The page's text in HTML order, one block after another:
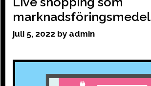
marknadsföringsmedel
juli 5, 2022 by admin